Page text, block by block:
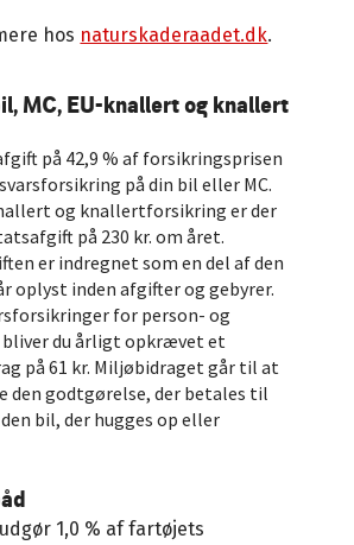
hos naturskaderaadet.dk.
MC, EU-knallert og knallert
på 42,9 % af forsikringsprisen
på din bil eller MC.
og knallertforsikring er der
på 230 kr. om året.
er indregnet som en del af den
oplyst inden afgifter og gebyrer.
for person- og
bliver du årligt opkrævet et
på 61 kr. Miljøbidraget går til at
den godtgørelse, der betales til
bil, der hugges op eller
1,0 % af fartøjets